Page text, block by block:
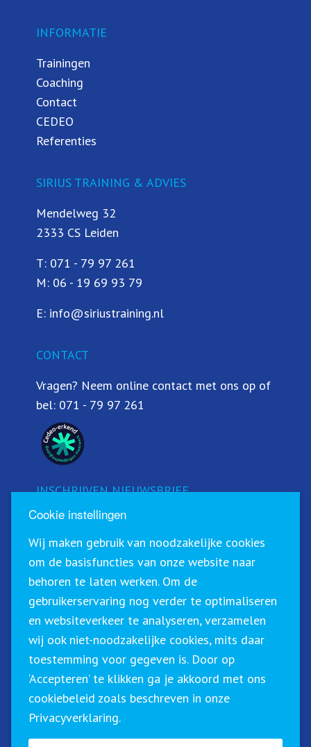
INFORMATIE
Trainingen
Coaching
Contact
CEDEO
Referenties
SIRIUS TRAINING & ADVIES
Mendelweg 32
2333 CS Leiden
T: 071 - 79 97 261
M: 06 - 19 69 93 79
E: info@siriustraining.nl
CONTACT
Vragen? Neem online contact met ons op of
bel: 071 - 79 97 261
INSCHRIJVEN NIEUWSBRIEF
Schrijf u in voor onze nieuwsbrief!
Sirius Training & Advies staat geregistreerd in het
CRKBO (Centraal Register Kort Beroepsonderwijs). Dit
betekent dat wij onze trainingen binnen de geldende
richtlijnen btw-vrij (0%) kunnen aanbieden.
Cookie instellingen
Wij maken gebruik van noodzakelijke cookies
om de basisfuncties van onze website naar
behoren te laten werken. Om de
gebruikerservaring nog verder te optimaliseren
en websiteverkeer te analyseren, verzamelen
wij ook niet-noodzakelijke cookies, mits daar
toestemming voor gegeven is. Door op
‘Accepteren’ te klikken ga je akkoord met ons
cookiebeleid zoals beschreven in onze
Privacyverklaring.